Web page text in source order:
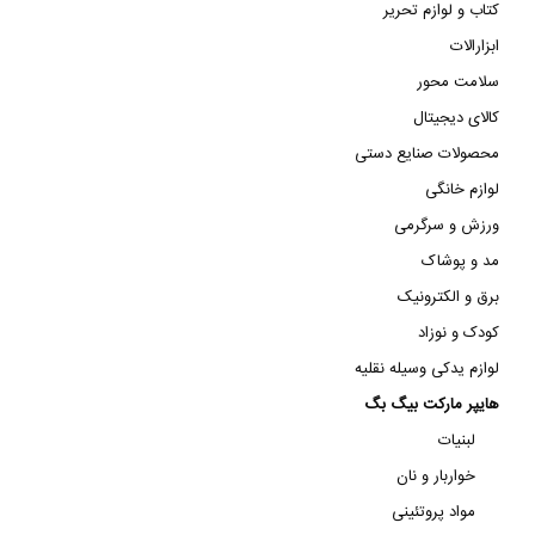
کتاب و لوازم تحریر
ابزارالات
سلامت محور
کالای دیجیتال
محصولات صنایع دستی
لوازم خانگی
ورزش و سرگرمی
مد و پوشاک
برق و الکترونیک
کودک و نوزاد
لوازم یدکی وسیله نقلیه
هایپر مارکت بیگ بگ
لبنیات
خواربار و نان
مواد پروتئینی